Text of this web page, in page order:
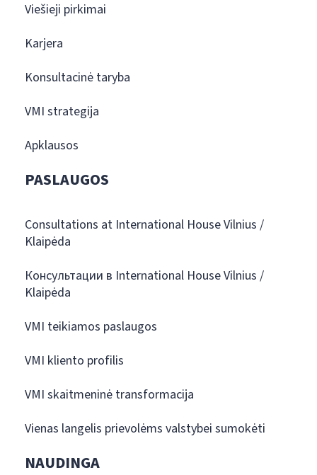
Viešieji pirkimai
Karjera
Konsultacinė taryba
VMI strategija
Apklausos
PASLAUGOS
Consultations at International House Vilnius /
Klaipėda
Консультации в International House Vilnius /
Klaipėda
VMI teikiamos paslaugos
VMI kliento profilis
VMI skaitmeninė transformacija
Vienas langelis prievolėms valstybei sumokėti
NAUDINGA